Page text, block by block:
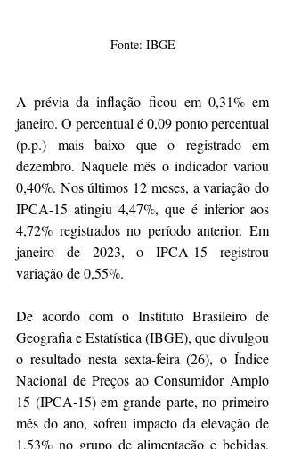
Fonte: IBGE
A prévia da inflação ficou em 0,31% em
janeiro. O percentual é 0,09 ponto percentual
(p.p.) mais baixo que o registrado em
dezembro. Naquele mês o indicador variou
0,40%. Nos últimos 12 meses, a variação do
IPCA-15 atingiu 4,47%, que é inferior aos
4,72% registrados no período anterior. Em
janeiro de 2023, o IPCA-15 registrou
variação de 0,55%.
De acordo com o Instituto Brasileiro de
Geografia e Estatística (IBGE), que divulgou
o resultado nesta sexta-feira (26), o Índice
Nacional de Preços ao Consumidor Amplo
15 (IPCA-15) em grande parte, no primeiro
mês do ano, sofreu impacto da elevação de
1,53% no grupo de alimentação e bebidas,